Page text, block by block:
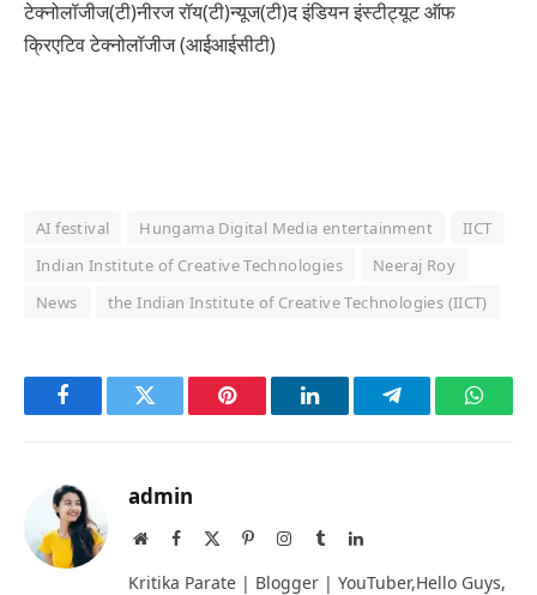
टेक्नोलॉजीज(टी)नीरज रॉय(टी)न्यूज(टी)द इंडियन इंस्टीट्यूट ऑफ
क्रिएटिव टेक्नोलॉजीज (आईआईसीटी)
AI festival Hungama Digital Media entertainment
IICT
Indian Institute of Creative Technologies
Neeraj Roy
News
the Indian Institute of Creative Technologies (IICT)
FacebookTwitter Pinterest LinkedInTelegram
admin
WebsiteFacebook PinterestInstagram
TumblrLinkedIn
Kritika Parate | Blogger | YouTuber,Hello Guys,